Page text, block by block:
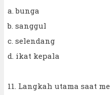
a. bunga
b. sanggul
c. selendang
d. ikat kepala
11. Langkah utama saat